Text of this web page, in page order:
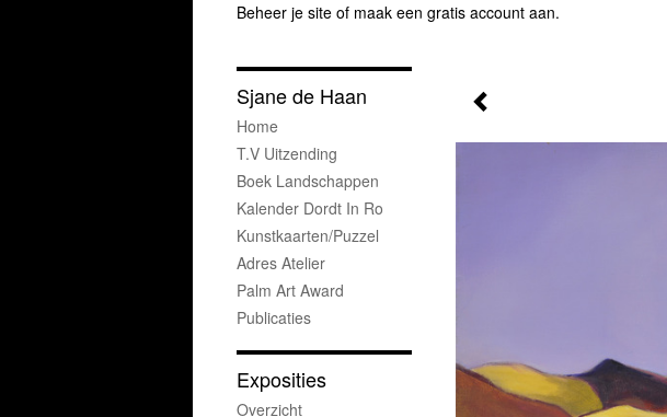
Beheer je site of maak een gratis account aan.
Sjane de Haan
Home
T.v Uitzending
Boek Landschappen
Kalender Dordt In Ro
Kunstkaarten/puzzel
Adres Atelier
Palm Art Award
Publicaties
Exposities
Overzicht